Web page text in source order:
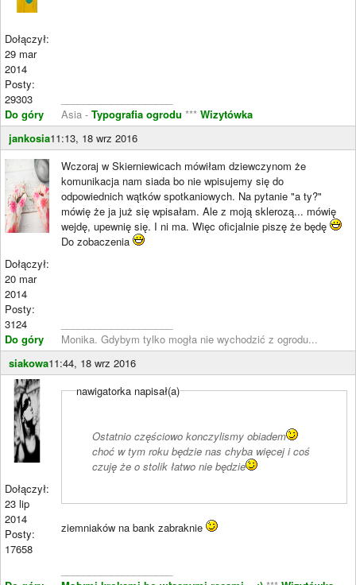
Dołączył:
29 mar
2014
Posty:
29303
Do góry
Asia - Typografia ogrodu *** Wizytówka
jankosia11:13, 18 wrz 2016
Dołączył:
20 mar
2014
Posty:
3124
Do góry
Wczoraj w Skierniewicach mówiłam dziewczynom że
komunikacja nam siada bo nie wpisujemy się do
odpowiednich wątków spotkaniowych. Na pytanie "a ty?"
mówię że ja już się wpisałam. Ale z moją sklerozą... mówię
wejdę, upewnię się. I ni ma. Więc oficjalnie piszę że będę
Do zobaczenia
Monika. Gdybym tylko mogła nie wychodzić z ogrodu...
siakowa11:44, 18 wrz 2016
Dołączył:
23 lip
2014
Posty:
17658
nawigatorka napisał(a)
Ostatnio częściowo konczylismy obiadem
choć w tym roku będzie nas chyba więcej i coś
czuję że o stolik łatwo nie będzie
ziemniaków na bank zabraknie